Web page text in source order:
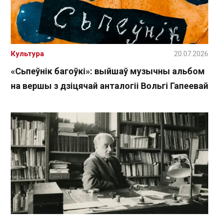
«Сьпеўнік багоўкі»: выйшаў музычны альбом
на вершы з дзіцячай анталогіі Вольгі Гапеевай
Культура 20.07.2026